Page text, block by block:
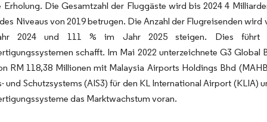
Erholung. Die Gesamtzahl der Fluggäste wird bis 2024 4
Niveaus von 2019 betrugen. Die Anzahl der Flugreisenden
2024 und 111 % im Jahr 2025 steigen. Dies führt
schafft. Im Mai 2022 unterzeichnete G3 Global
RM 118,38 Millionen mit Malaysia Airports Holdings Bhd
und Schutzsystems (AIS3) für den KL International Airport
das Marktwachstum voran.